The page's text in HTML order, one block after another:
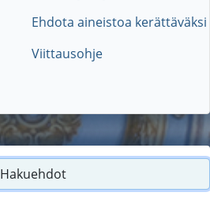
Ehdota aineistoa kerättäväksi
Viittausohje
Hakuehdot